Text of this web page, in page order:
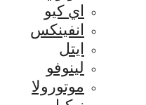
اي كيو
انفينكس
ايتل
لينوفو
موتورولا